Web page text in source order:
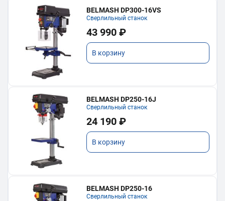
BELMASH DP300-16VS
Сверлильный станок
43 990 ₽
В корзину
BELMASH DP250-16J
Сверлильный станок
24 190 ₽
В корзину
BELMASH DP250-16
Сверлильный станок